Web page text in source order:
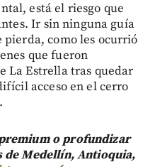
está el riesgo que
Ir sin ninguna guía
pierda, como les ocurrió
que fueron
La Estrella tras quedar
acceso en el cerro
o profundizar
de Medellín, Antioquia,